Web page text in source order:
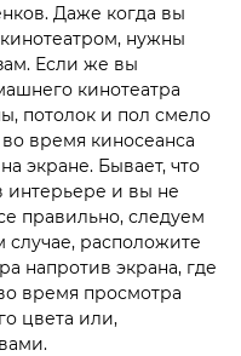
Даже когда вы
нужны
Если же вы
кинотеатра
потолок и пол смело
время киносеанса
экране. Бывает, что
интерьере и вы не
правильно, следуем
расположите
напротив экрана, где
время просмотра
цвета или,